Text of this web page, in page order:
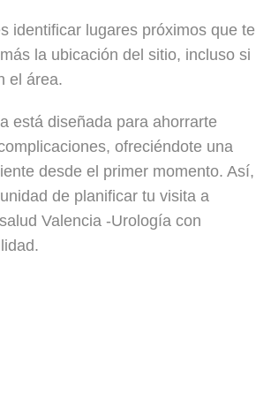
identificar lugares próximos que te
la ubicación del sitio, incluso si
el área.
está diseñada para ahorrarte
ofreciéndote una
desde el primer momento. Así,
de planificar tu visita a
Valencia -Urología con